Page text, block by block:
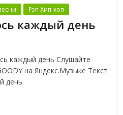
Рэп Хип-хоп
каждый день
каждый день Слушайте
на Яндекс.Музыке Текст
день